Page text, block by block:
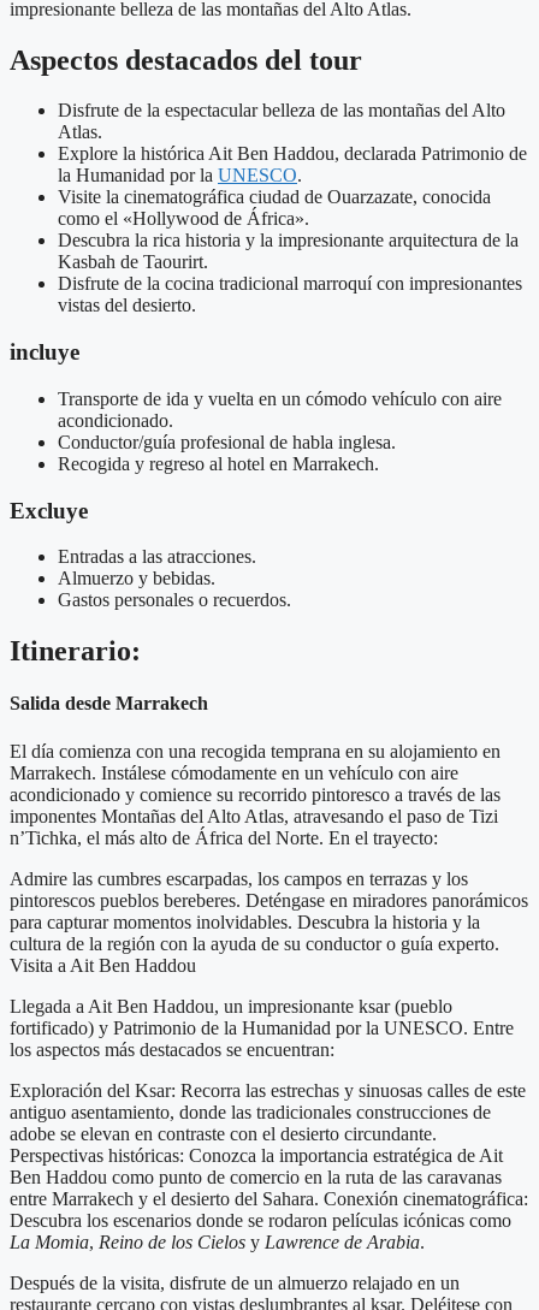
impresionante belleza de las montañas del Alto Atlas.
Aspectos destacados del tour
Disfrute de la espectacular belleza de las montañas del Alto
Atlas.
Explore la histórica Ait Ben Haddou, declarada Patrimonio de
la Humanidad por la UNESCO.
Visite la cinematográfica ciudad de Ouarzazate, conocida
como el «Hollywood de África».
Descubra la rica historia y la impresionante arquitectura de la
Kasbah de Taourirt.
Disfrute de la cocina tradicional marroquí con impresionantes
vistas del desierto.
incluye
Transporte de ida y vuelta en un cómodo vehículo con aire
acondicionado.
Conductor/guía profesional de habla inglesa.
Recogida y regreso al hotel en Marrakech.
Excluye
Entradas a las atracciones.
Almuerzo y bebidas.
Gastos personales o recuerdos.
Itinerario:
Salida desde Marrakech
El día comienza con una recogida temprana en su alojamiento en
Marrakech. Instálese cómodamente en un vehículo con aire
acondicionado y comience su recorrido pintoresco a través de las
imponentes Montañas del Alto Atlas, atravesando el paso de Tizi
n’Tichka, el más alto de África del Norte. En el trayecto:
Admire las cumbres escarpadas, los campos en terrazas y los
pintorescos pueblos bereberes. Deténgase en miradores panorámicos
para capturar momentos inolvidables. Descubra la historia y la
cultura de la región con la ayuda de su conductor o guía experto.
Visita a Ait Ben Haddou
Llegada a Ait Ben Haddou, un impresionante ksar (pueblo
fortificado) y Patrimonio de la Humanidad por la UNESCO. Entre
los aspectos más destacados se encuentran:
Exploración del Ksar: Recorra las estrechas y sinuosas calles de este
antiguo asentamiento, donde las tradicionales construcciones de
adobe se elevan en contraste con el desierto circundante.
Perspectivas históricas: Conozca la importancia estratégica de Ait
Ben Haddou como punto de comercio en la ruta de las caravanas
entre Marrakech y el desierto del Sahara. Conexión cinematográfica:
Descubra los escenarios donde se rodaron películas icónicas como
La Momia, Reino de los Cielos y Lawrence de Arabia.
Después de la visita, disfrute de un almuerzo relajado en un
restaurante cercano con vistas deslumbrantes al ksar. Deléitese con